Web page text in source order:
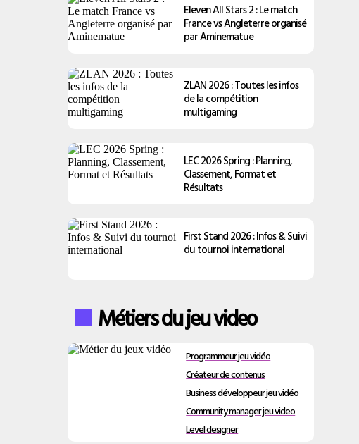
Eleven All Stars 2 : Le match
France vs Angleterre organisé
par Aminematue
ZLAN 2026 : Toutes les infos
de la compétition
multigaming
LEC 2026 Spring : Planning,
Classement, Format et
Résultats
First Stand 2026 : Infos & Suivi
du tournoi international
Métiers du jeu video
Programmeur jeu vidéo
Créateur de contenus
Business développeur jeu vidéo
Community manager jeu video
Level designer